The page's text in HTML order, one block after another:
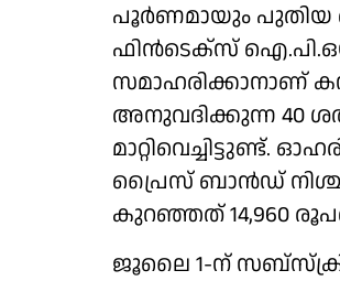
പൂർണമായും പുതിയ
ഫിൻടെക്സ്
സമാഹരിക്കാനാണ്
അനുവദിക്കുന്ന 40
മാറ്റിവെച്ചിട്ടുണ്ട്.
പ്രൈസ് ബാൻഡ്
കുറഞ്ഞത് 14,960
ജൂലൈ 1-ന്